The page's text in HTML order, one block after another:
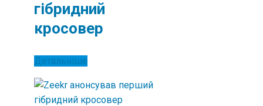
гібридний
кросовер
Детальніше